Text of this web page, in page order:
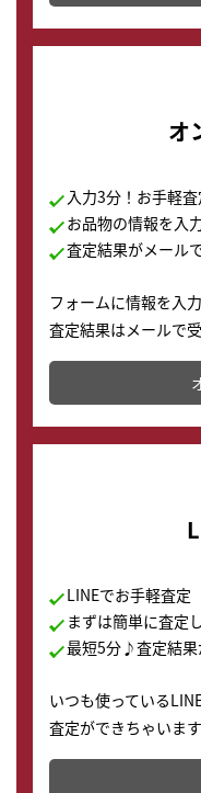
す。
オ
入力3分！お手軽査
お品物の情報を入
査定結果がメール
フォームに情報を入
査定結果はメールで
かります。
LINEでお手軽査定
まずは簡単に査定
最短5分♪査定結果
いつも使っている
査定ができちゃいま
どこからでもすぐに